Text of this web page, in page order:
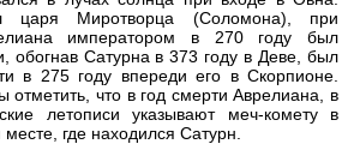
царя Миротворца (Соломона), при
императором в 270 году был
обогнав Сатурна в 373 году в Деве, был
в 275 году впереди его в Скорпионе.
что в год смерти Аврелиана, в
летописи указывают меч-комету в
где находился Сатурн.